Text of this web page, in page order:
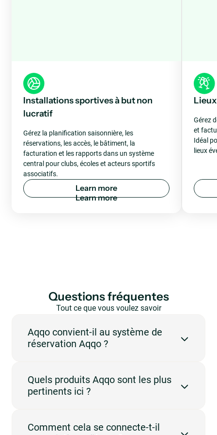
Installations sportives à but non
lucratif
Gérez la planification saisonnière, les
réservations, les accès, le bâtiment, la
facturation et les rapports dans un système
central pour clubs, écoles et acteurs sportifs
associatifs.
Learn more
Gérez
et
Idéal
lieux
Questions fréquentes
Tout ce que vous voulez savoir
Aqqo convient-il au système de
réservation Aqqo ?
réservations, la disponibilité, les utilisateurs et
l'administration sur une plateforme centrale. Cette
Quels produits Aqqo sont les plus
pertinents ici ?
Engine, Booking Management, Customer
Comment cela se connecte-t-il